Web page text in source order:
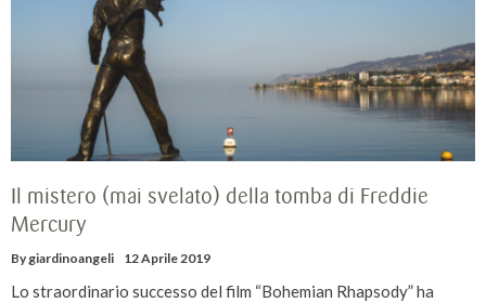
Il mistero (mai svelato) della tomba di Freddie
Mercury
Bygiardinoangeli 12 Aprile 2019
Lo straordinario successo del film “Bohemian Rhapsody” ha